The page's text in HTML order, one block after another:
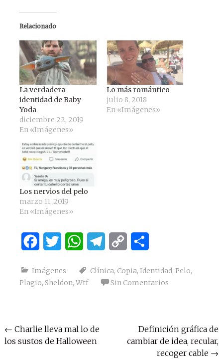
Relacionado
La verdadera
identidad de Baby
Yoda
diciembre 22, 2019
En «Imágenes»
Lo más romántico
julio 8, 2018
En «Imágenes»
Los nervios del pelo
marzo 11, 2019
En «Imágenes»
FacebookTwitter WhatsAppTelegram
Copy
Imágenes Clínica, Copia, Identidad, Pelo,
Plagio, Sheldon, Wtf Sin Comentarios
Navegación
de
← Charlie lleva mal lo de
los sustos de Halloween
Definición gráfica de
cambiar de idea, recular,
recoger cable →